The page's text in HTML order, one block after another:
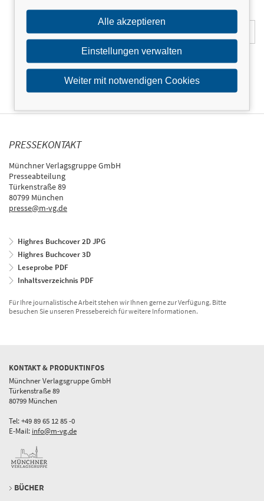
E-Mail-Adresse:
PRESSEKONTAKT
Münchner Verlagsgruppe GmbH
Presseabteilung
Türkenstraße 89
80799 München
presse@m-vg.de
Highres Buchcover 2D JPG
Highres Buchcover 3D
Leseprobe PDF
Inhaltsverzeichnis PDF
Für Ihre journalistische Arbeit stehen wir Ihnen gerne zur Verfügung. Bitte
besuchen Sie unseren Pressebereich für weitere Informationen.
KONTAKT & PRODUKTINFOS
Münchner Verlagsgruppe GmbH
Türkenstraße 89
80799 München
Tel: +49 89 65 12 85 -0
E-Mail: info@m-vg.de
BÜCHER
Alle akzeptieren
Einstellungen verwalten
Weiter mit notwendigen Cookies